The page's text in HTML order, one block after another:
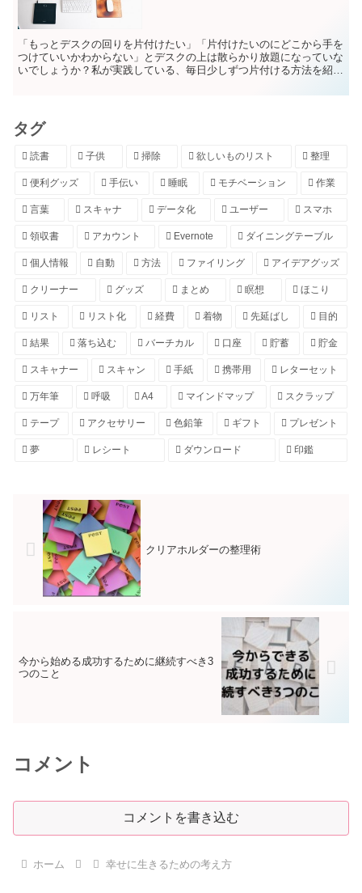
「もっとデスクの回りを片付けたい」「片付けたいのにどこから手を
つけていいかわからない」とデスクの上は散らかり放題になっていな
いでしょうか？私が実践している、毎日少しずつ片付ける方法を紹介
タグ
読書 子供 掃除 欲しいものリスト 整理
便利グッズ 手伝い 睡眠 モチベーション 作業
言葉 スキャナ データ化 ユーザー スマホ
領収書 アカウント Evernote ダイニングテーブル
個人情報 自動 方法 ファイリング アイデアグッズ
クリーナー グッズ まとめ 瞑想 ほこり
リスト リスト化 経費 着物 先延ばし 目的
結果 落ち込む バーチカル 口座 貯蓄 貯金
スキャナー スキャン 手紙 携帯用 レターセット
万年筆 呼吸 A4 マインドマップ スクラップ
テープ アクセサリー 色鉛筆 ギフト プレゼント
夢 レシート ダウンロード 印鑑
クリアホルダーの整理術
今から始める成功するために継続すべき3
つのこと
コメント
コメントを書き込む
ホーム 幸せに生きるための考え方